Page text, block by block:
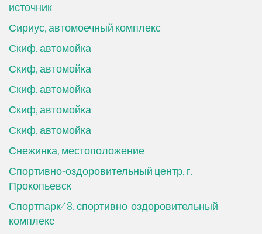
источник
Сириус, автомоечный комплекс
Скиф, автомойка
Скиф, автомойка
Скиф, автомойка
Скиф, автомойка
Скиф, автомойка
Снежинка, местоположение
Спортивно-оздоровительный центр, г.
Прокопьевск
Спортпарк48, спортивно-оздоровительный
комплекс